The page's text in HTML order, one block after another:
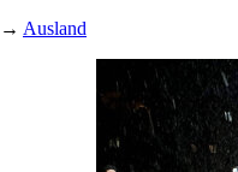
→ Ausland